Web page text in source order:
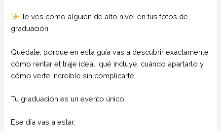
Te ves como alguien de alto nivel en tus fotos de
graduación.
Quédate, porque en esta guía vas a descubrir exactamente
cómo rentar el traje ideal, qué incluye, cuándo apartarlo y
cómo verte increíble sin complicarte.
Tu graduación es un evento único.
Ese día vas a estar: